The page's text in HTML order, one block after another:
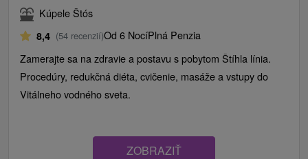
Kúpele Štós
8,4 (54 recenzií)Od 6 NocíPlná Penzia
Zamerajte sa na zdravie a postavu s pobytom Štíhla línia.
Procedúry, redukčná diéta, cvičenie, masáže a vstupy do
Vitálneho vodného sveta.
ZOBRAZIŤ